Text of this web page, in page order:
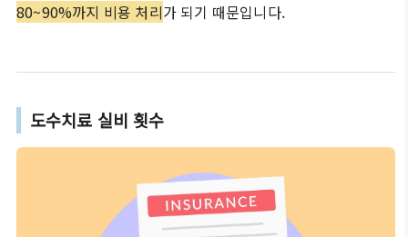
80~90%까지 비용 처리가 되기 때문입니다.
도수치료 실비 횟수